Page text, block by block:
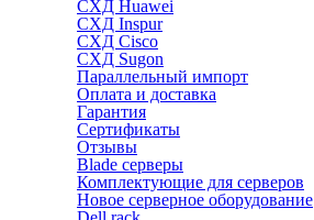
СХД Huawei
СХД Inspur
СХД Cisco
СХД Sugon
Параллельный импорт
Оплата и доставка
Гарантия
Сертификаты
Отзывы
Blade серверы
Комплектующие для серверов
Новое серверное оборудование